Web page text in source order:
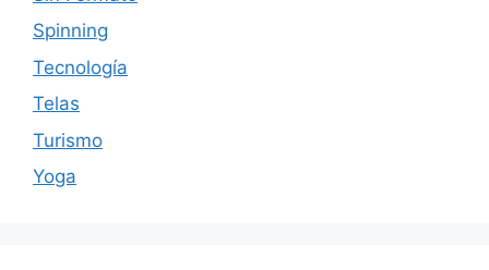
Spinning
Tecnología
Telas
Turismo
Yoga